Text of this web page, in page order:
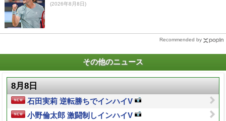
(2026年8月8日)
Recommended by
その他のニュース
8月8日
石田実莉 逆転勝ちでインハイV
小野倫太郎 激闘制しインハイV